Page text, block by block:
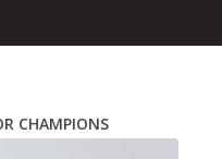
CHAMPIONS